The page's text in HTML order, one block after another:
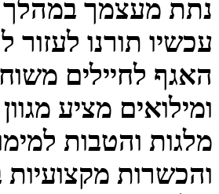
נתת מעצמך במהלך
עכשיו תורנו
האגף לחיילים
ומילואים מציע מגוון
מלגות והטבות
והכשרות מקצועיות